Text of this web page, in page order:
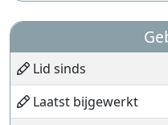
Lid sinds
Laatst bijgewerkt